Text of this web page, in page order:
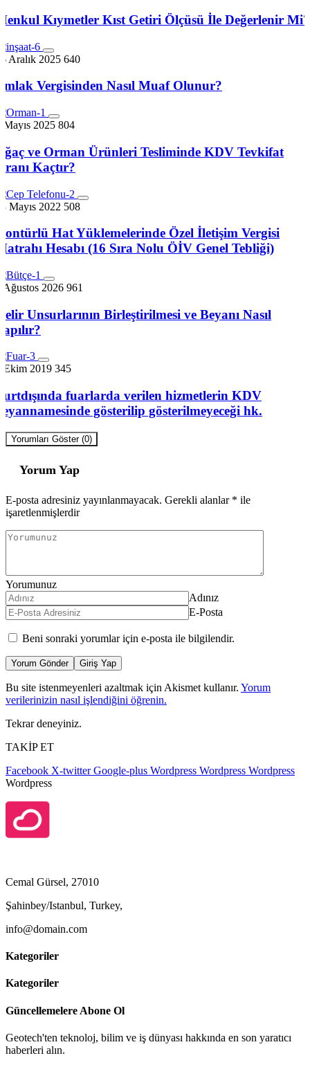
Kıymetler Kıst Getiri Ölçüsü İle Değerlenir Mi?
Aralık 2025 640
Vergisinden Nasıl Muaf Olunur?
Mayıs 2025 804
ve Orman Ürünleri Tesliminde KDV Tevkifat
Kaçtır?
Mayıs 2022 508
Hat Yüklemelerinde Özel İletişim Vergisi
Hesabı (16 Sıra Nolu ÖİV Genel Tebliği)
Ağustos 2026 961
Unsurlarının Birleştirilmesi ve Beyanı Nasıl
Ekim 2019 345
fuarlarda verilen hizmetlerin KDV
gösterilip gösterilmeyeceği hk.
Yorumları Göster (0)
Yorum Yap
E-posta adresiniz yayınlanmayacak. Gerekli alanlar * ile
işaretlenmişlerdir
Yorumunuz
Adınız
E-Posta
Beni sonraki yorumlar için e-posta ile bilgilendir.
Yorum Gönder Giriş Yap
Bu site istenmeyenleri azaltmak için Akismet kullanır. Yorum
verilerinizin nasıl işlendiğini öğrenin.
Tekrar deneyiniz.
TAKİP ET
Facebook X-twitter Google-plus Wordpress Wordpress Wordpress
Wordpress
Cemal Gürsel, 27010
Şahinbey/Istanbul, Turkey,
info@domain.com
Kategoriler
Kategoriler
Güncellemelere Abone Ol
Geotech'ten teknoloj, bilim ve iş dünyası hakkında en son yaratıcı
haberleri alın.